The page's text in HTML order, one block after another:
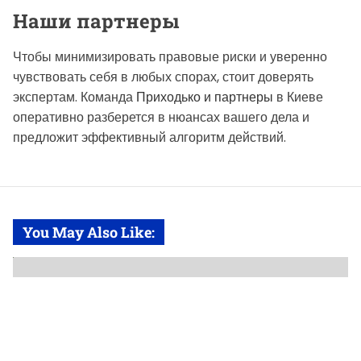
Наши партнеры
Чтобы минимизировать правовые риски и уверенно
чувствовать себя в любых спорах, стоит доверять
экспертам. Команда Приходько и партнеры в Киеве
оперативно разберется в нюансах вашего дела и
предложит эффективный алгоритм действий.
You May Also Like: